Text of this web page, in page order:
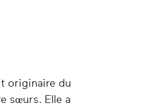
originaire du
sœurs. Elle a